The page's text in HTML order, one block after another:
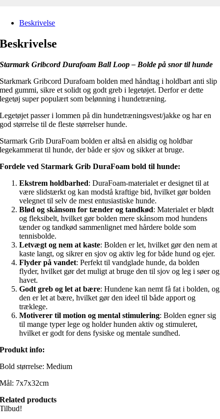
Beskrivelse
Beskrivelse
Starmark Gribcord Durafoam Ball Loop – Bolde på snor til hunde
Starkmark Gribcord Durafoam bolden med håndtag i holdbart anti slip
med gummi, sikre et solidt og godt greb i legetøjet. Derfor er dette
legetøj super populært som belønning i hundetræning.
Legetøjet passer i lommen på din hundetræningsvest/jakke og har en
god størrelse til de fleste størrelser hunde.
Starmark Grib DuraFoam bolden er altså en alsidig og holdbar
legekammerat til hunde, der både er sjov og sikker at bruge.
Fordele ved Starmark Grib DuraFoam bold til hunde:
Ekstrem holdbarhed: DuraFoam-materialet er designet til at
være slidstærkt og kan modstå kraftige bid, hvilket gør bolden
velegnet til selv de mest entusiastiske hunde.
Blød og skånsom for tænder og tandkød: Materialet er blødt
og fleksibelt, hvilket gør bolden mere skånsom mod hundens
tænder og tandkød sammenlignet med hårdere bolde som
tennisbolde.
Letvægt og nem at kaste: Bolden er let, hvilket gør den nem at
kaste langt, og sikrer en sjov og aktiv leg for både hund og ejer.
Flyder på vandet: Perfekt til vandglade hunde, da bolden
flyder, hvilket gør det muligt at bruge den til sjov og leg i søer og
havet.
Godt greb og let at bære: Hundene kan nemt få fat i bolden, og
den er let at bære, hvilket gør den ideel til både apport og
træklege.
Motiverer til motion og mental stimulering: Bolden egner sig
til mange typer lege og holder hunden aktiv og stimuleret,
hvilket er godt for dens fysiske og mentale sundhed.
Produkt info:
Bold størrelse: Medium
Mål: 7x7x32cm
Related products
Tilbud!